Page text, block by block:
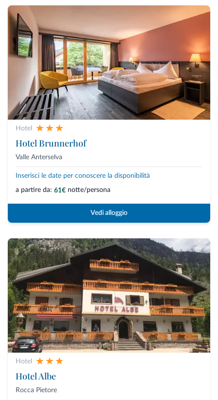
Hotel
Hotel Brunnerhof
Valle Anterselva
Inserisci le date per conoscere la disponibilità
a partire da: 61€ notte/persona
Vedi alloggio
Hotel
Hotel Albe
Rocca Pietore